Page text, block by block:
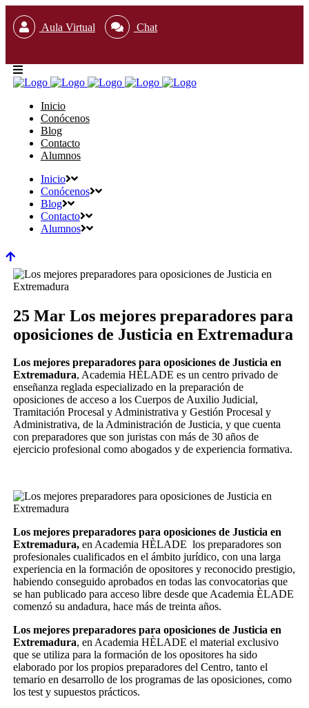
Aula Virtual Chat
Inicio
Conócenos
Blog
Contacto
Alumnos
Inicio
Conócenos
Blog
Contacto
Alumnos
25 MarLos mejores preparadores para
oposiciones de Justicia en Extremadura
Los mejores preparadores para oposiciones de Justicia en
Extremadura, Academia HÈLADE es un centro privado de
enseñanza reglada especializado en la preparación de
oposiciones de acceso a los Cuerpos de Auxilio Judicial,
Tramitación Procesal y Administrativa y Gestión Procesal y
Administrativa, de la Administración de Justicia, y que cuenta
con preparadores que son juristas con más de 30 años de
ejercicio profesional como abogados y de experiencia formativa.
Los mejores preparadores para oposiciones de Justicia en
Extremadura,en Academia HÈLADE los preparadores son
profesionales cualificados en el ámbito jurídico, con una larga
experiencia en la formación de opositores y reconocido prestigio,
habiendo conseguido aprobados en todas las convocatorias que
se han publicado para acceso libre desde que Academia ÈLADE
comenzó su andadura, hace más de treinta años.
Los mejores preparadores para oposiciones de Justicia en
Extremadura, en Academia HÈLADE el material exclusivo
que se utiliza para la formación de los opositores ha sido
elaborado por los propios preparadores del Centro, tanto el
temario en desarrollo de los programas de las oposiciones, como
los test y supuestos prácticos.